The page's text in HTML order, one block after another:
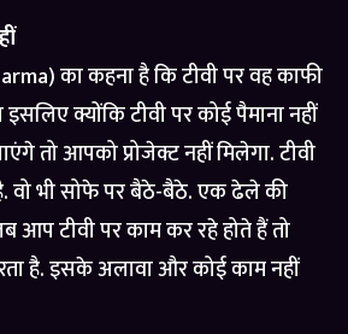
का कहना है कि टीवी पर वह काफी
क्योंकि टीवी पर कोई पैमाना नहीं
तो आपको प्रोजेक्ट नहीं मिलेगा. टीवी
वो भी सोफे पर बैठे-बैठे. एक ढेले की
आप टीवी पर काम कर रहे होते हैं तो
है. इसके अलावा और कोई काम नहीं